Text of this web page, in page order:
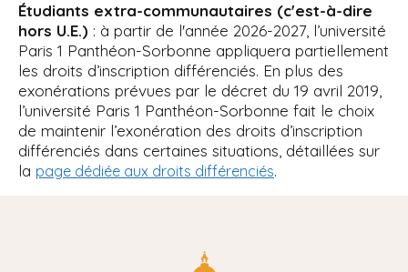
Étudiants extra-communautaires (c'est-à-dire
hors U.E.) : à partir de l'année 2026-2027, l’université
Paris 1 Panthéon-Sorbonne appliquera partiellement
les droits d’inscription différenciés. En plus des
exonérations prévues par le décret du 19 avril 2019,
l’université Paris 1 Panthéon-Sorbonne fait le choix
de maintenir l’exonération des droits d’inscription
différenciés dans certaines situations, détaillées sur
la page dédiée aux droits différenciés.